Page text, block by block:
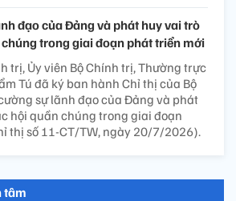
đạo của Đảng và phát huy vai trò
trong giai đoạn phát triển mới
trị, Ủy viên Bộ Chính trị, Thường trực
Tú đã ký ban hành Chỉ thị của Bộ
sự lãnh đạo của Đảng và phát
hội quần chúng trong giai đoạn
thị số 11-CT/TW, ngày 20/7/2026).
tâm